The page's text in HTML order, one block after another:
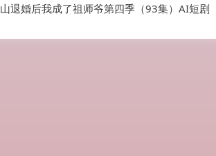
退婚后我成了祖师爷第四季（93集）AI短剧